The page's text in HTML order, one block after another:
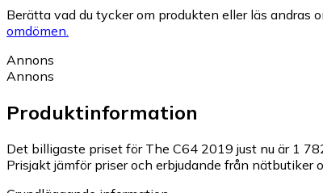
Berätta vad du tycker om produkten eller läs andras
omdömen.
Annons
Annons
Produktinformation
Det billigaste priset för The C64 2019 just nu är 1
Prisjakt jämför priser och erbjudande från nätbutiker